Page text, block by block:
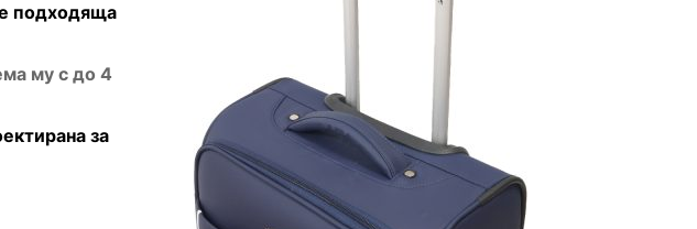
е подходяща
му с до 4
за